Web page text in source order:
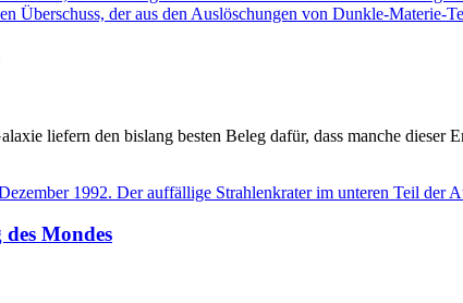
liefern den bislang besten Beleg dafür, dass manche
Mondes